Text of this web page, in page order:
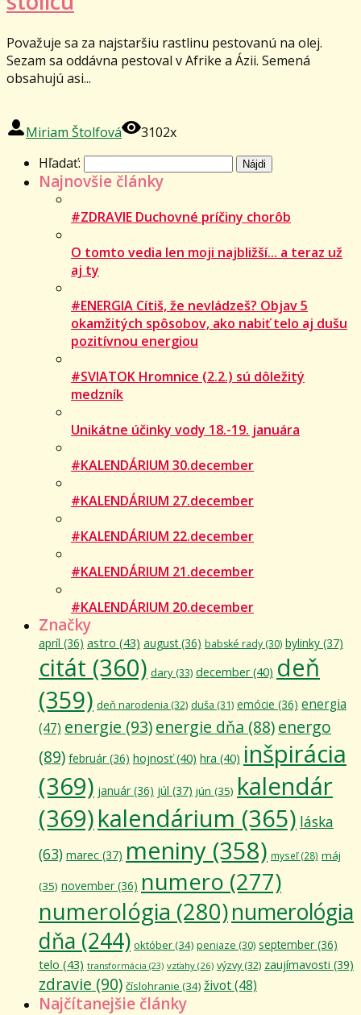
Považuje sa za najstaršiu rastlinu pestovanú na olej.
Sezam sa oddávna pestoval v Afrike a Ázii. Semená
obsahujú asi...
Miriam Štolfová
3102x
Hľadať:
Najnovšie články
#ZDRAVIE Duchovné príčiny chorôb
O tomto vedia len moji najbližší... a teraz už
aj ty
#ENERGIA Cítiš, že nevládzeš? Objav 5
okamžitých spôsobov, ako nabiť telo aj dušu
pozitívnou energiou
#SVIATOK Hromnice (2.2.) sú dôležitý
medzník
Unikátne účinky vody 18.-19. januára
#KALENDÁRIUM 30.december
#KALENDÁRIUM 27.december
#KALENDÁRIUM 22.december
#KALENDÁRIUM 21.december
#KALENDÁRIUM 20.december
Značky
apríl (36) astro (43) august(36) babské rady (30) bylinky (37)
citát (360) dary(33) december(40) deň
(359) deň narodenia (32) duša (31) emócie (36) energia
(47) energie (93)energie dňa (88)energo
(89) február (36) hojnosť(40) hra (40) inšpirácia
(369) január (36) júl (37) jún (35) kalendár
(369)kalendárium (365) láska
(63) marec (37) meniny (358) myseľ(28) máj
(35) november (36) numero (277)
numerológia (280)numerológia
dňa (244) október(34) peniaze (30) september (36)
telo (43) transformácia (23) vzťahy (26) výzvy(32) zaujímavosti (39)
zdravie (90) číslohranie (34) život(48)
Najčítanejšie články